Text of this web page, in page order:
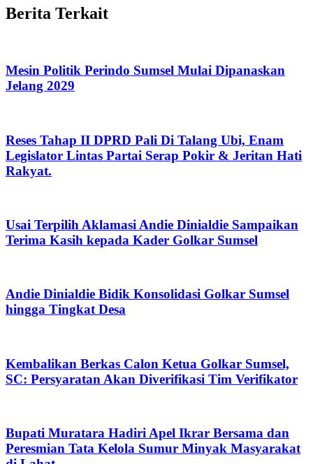
Berita Terkait
Mesin Politik Perindo Sumsel Mulai Dipanaskan
Jelang 2029
Reses Tahap II DPRD Pali Di Talang Ubi, Enam
Legislator Lintas Partai Serap Pokir & Jeritan Hati
Rakyat.
Usai Terpilih Aklamasi Andie Dinialdie Sampaikan
Terima Kasih kepada Kader Golkar Sumsel
Andie Dinialdie Bidik Konsolidasi Golkar Sumsel
hingga Tingkat Desa
Kembalikan Berkas Calon Ketua Golkar Sumsel,
SC: Persyaratan Akan Diverifikasi Tim Verifikator
Bupati Muratara Hadiri Apel Ikrar Bersama dan
Peresmian Tata Kelola Sumur Minyak Masyarakat